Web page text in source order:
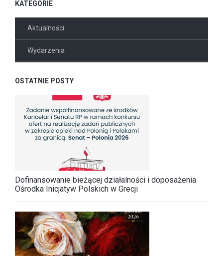
KATEGORIE
Aktualności
Wydarzenia
OSTATNIE POSTY
Dofinansowanie bieżącej działalności i doposażenia
Ośrodka Inicjatyw Polskich w Grecji